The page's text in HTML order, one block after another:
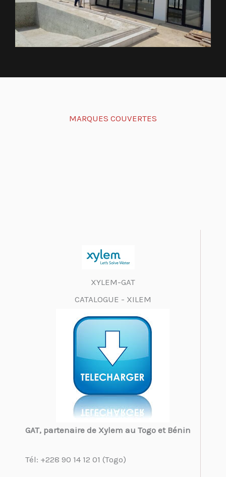
MARQUES COUVERTES
XYLEM-GAT
CATALOGUE - XILEM
GAT, partenaire de Xylem au Togo et Bénin
Tél: +228 90 14 12 01 (Togo)